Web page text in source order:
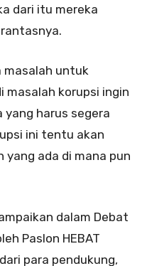
dari itu mereka
masalah untuk
masalah korupsi ingin
yang harus segera
ini tentu akan
ada di mana pun
dalam Debat
Paslon HEBAT
para pendukung,